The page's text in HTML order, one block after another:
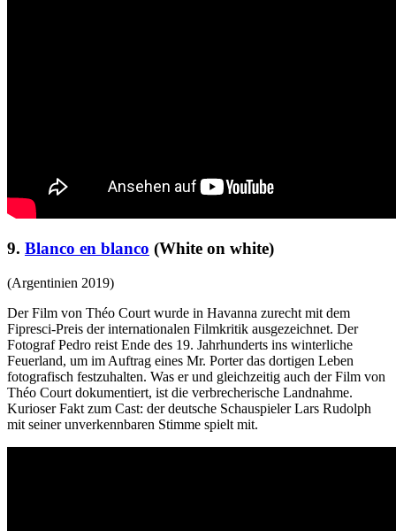
9. Blanco en blanco (White on white)
(Argentinien 2019)
Der Film von Théo Court wurde in Havanna zurecht mit dem
Fipresci-Preis der internationalen Filmkritik ausgezeichnet. Der
Fotograf Pedro reist Ende des 19. Jahrhunderts ins winterliche
Feuerland, um im Auftrag eines Mr. Porter das dortigen Leben
fotografisch festzuhalten. Was er und gleichzeitig auch der Film von
Théo Court dokumentiert, ist die verbrecherische Landnahme.
Kurioser Fakt zum Cast: der deutsche Schauspieler Lars Rudolph
mit seiner unverkennbaren Stimme spielt mit.